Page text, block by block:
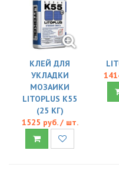
КЛЕЙ ДЛЯ
УКЛАДКИ
МОЗАИКИ
LITOPLUS K55
(25 КГ)
1525 руб. / шт.